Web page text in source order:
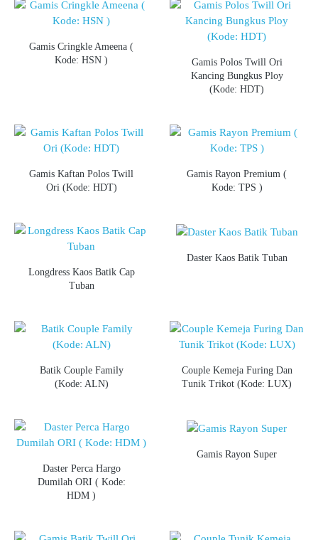
Gamis Cringkle Ameena (
Kode: HSN )
Gamis Polos Twill Ori
Kancing Bungkus Ploy
(Kode: HDT)
Gamis Kaftan Polos Twill
Ori (Kode: HDT)
Gamis Rayon Premium (
Kode: TPS )
Longdress Kaos Batik Cap
Tuban
Daster Kaos Batik Tuban
Batik Couple Family
(Kode: ALN)
Couple Kemeja Furing Dan
Tunik Trikot (Kode: LUX)
Daster Perca Hargo
Dumilah ORI ( Kode:
HDM )
Gamis Rayon Super